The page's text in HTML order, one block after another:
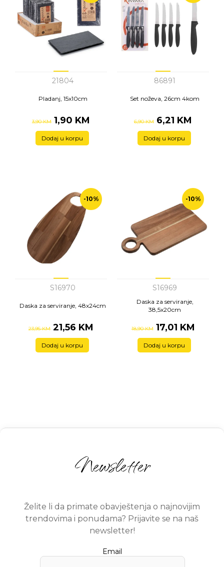
21804
Pladanj, 15x10cm
3,90 KM 1,90 KM
Dodaj u korpu
86891
Set noževa, 26cm 4kom
6,90 KM 6,21 KM
Dodaj u korpu
-10%
S16970
Daska za serviranje, 48x24cm
23,95 KM 21,56 KM
Dodaj u korpu
-10%
S16969
Daska za serviranje,
38,5x20cm
18,90 KM 17,01 KM
Dodaj u korpu
Newsletter
Želite li da primate obavještenja o najnovijim
trendovima i ponudama? Prijavite se na naš
newsletter!
Email